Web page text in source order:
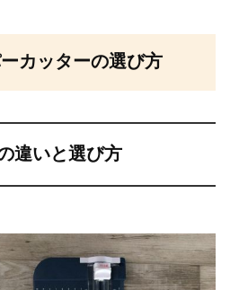
カッターの選び方
違いと選び方